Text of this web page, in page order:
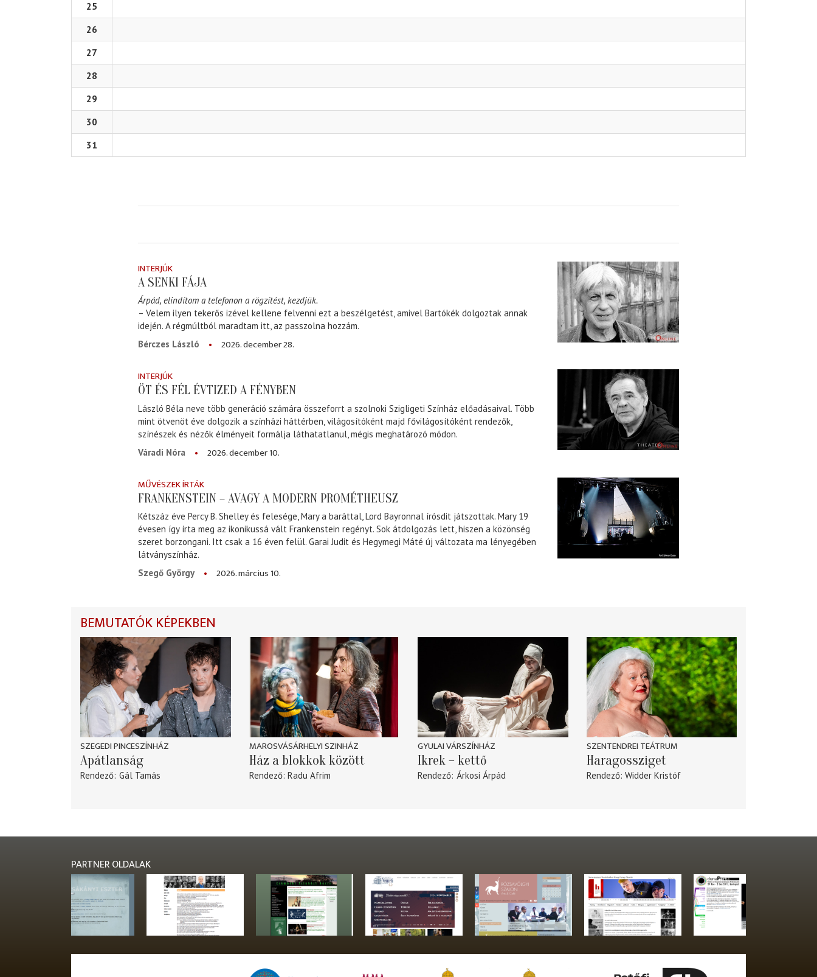
25
26
27
28
29
30
31
INTERJÚK
A SENKI FÁJA
Árpád, elindítom a telefonon a rögzítést, kezdjük.
– Velem ilyen tekerős izével kellene felvenni ezt a beszélgetést, amivel Bartókék dolgoztak annak
idején. A régmúltból maradtam itt, az passzolna hozzám.
Bérczes László
2026. december 28.
INTERJÚK
ÖT ÉS FÉL ÉVTIZED A FÉNYBEN
László Béla neve több generáció számára összeforrt a szolnoki Szigligeti Színház előadásaival. Több
mint ötvenöt éve dolgozik a színházi háttérben, világosítóként majd fővilágosítóként rendezők,
színészek és nézők élményeit formálja láthatatlanul, mégis meghatározó módon.
Váradi Nóra
2026. december 10.
MŰVÉSZEK ÍRTÁK
FRANKENSTEIN – AVAGY A MODERN PROMÉTHEUSZ
Kétszáz éve Percy B. Shelley és felesége, Mary a baráttal, Lord Bayronnal írósdit játszottak. Mary 19
évesen így írta meg az ikonikussá vált Frankenstein regényt. Sok átdolgozás lett, hiszen a közönség
szeret borzongani. Itt csak a 16 éven felül. Garai Judit és Hegymegi Máté új változata ma lényegében
látványszínház.
Szegő György
2026. március 10.
BEMUTATÓK KÉPEKBEN
SZEGEDI PINCESZÍNHÁZ
Apátlanság
Rendező Gál Tamás
MAROSVÁSÁRHELYI SZINHÁZ
Ház a blokkok között
Rendező Radu Afrim
GYULAI VÁRSZÍNHÁZ
Ikrek – kettő
Rendező Árkosi Árpád
SZENTENDREI TEÁTRUM
Haragossziget
Rendező Widder Kristóf
PARTNER OLDALAK